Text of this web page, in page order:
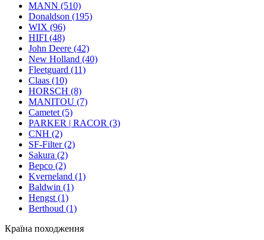
MANN (510)
Donaldson (195)
WIX (96)
HIFI (48)
John Deere (42)
New Holland (40)
Fleetguard (11)
Claas (10)
HORSCH (8)
MANITOU (7)
Cametet (5)
PARKER | RACOR (3)
CNH (2)
SF-Filter (2)
Sakura (2)
Bepco (2)
Kverneland (1)
Baldwin (1)
Hengst (1)
Berthoud (1)
Країна походження